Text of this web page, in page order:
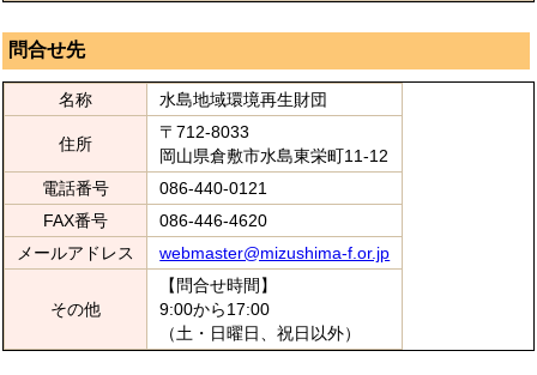
問合せ先
名称 水島地域環境再生財団
住所
〒712-8033
岡山県倉敷市水島東栄町11-12
電話番号
086-440-0121
FAX番号
086-446-4620
メールアドレス
webmaster@mizushima-f.or.jp
その他
【問合せ時間】
9:00から17:00
（土・日曜日、祝日以外）